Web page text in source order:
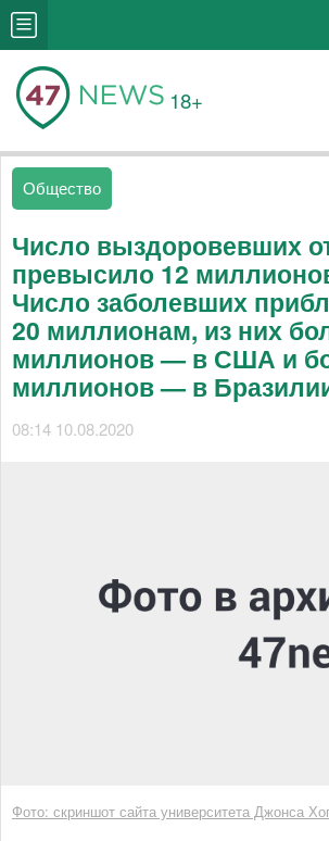
18+
Общество
Число выздоровевших
превысило 12
Число заболевших
20 миллионам, из них
миллионов — в США и
миллионов — в
08:14 10.08.2020
Фото: скриншот сайта университета Джонса